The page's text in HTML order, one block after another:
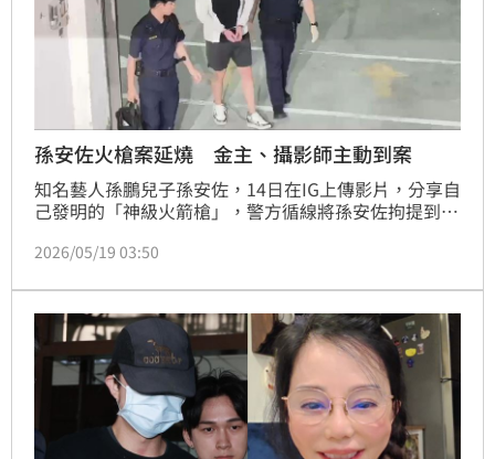
孫安佐火槍案延燒 金主、攝影師主動到案
知名藝人孫鵬兒子孫安佐，14日在IG上傳影片，分享自
己發明的「神級火箭槍」，警方循線將孫安佐拘提到
涉犯槍砲罪，遂向法院聲請羈押禁見，法官裁定准予羈
承自己是藏鏡人，19日偕「拳願明星格鬥賽」創辦人邱
皓偉主動前往北投分局說明。
2026/05/19 03:50